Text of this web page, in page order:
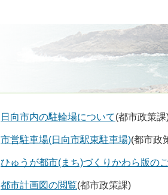
日向市内の駐輪場について(都市政策課
市営駐車場(日向市駅東駐車場)(都市政
ひゅうが都市(まち)づくりかわら版の
都市計画図の閲覧(都市政策課)